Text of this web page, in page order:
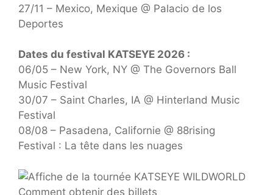
27/11 – Mexico, Mexique @ Palacio de los
Deportes
Dates du festival KATSEYE 2026 :
06/05 – New York, NY @ The Governors Ball
Music Festival
30/07 – Saint Charles, IA @ Hinterland Music
Festival
08/08 – Pasadena, Californie @ 88rising
Festival : La tête dans les nuages